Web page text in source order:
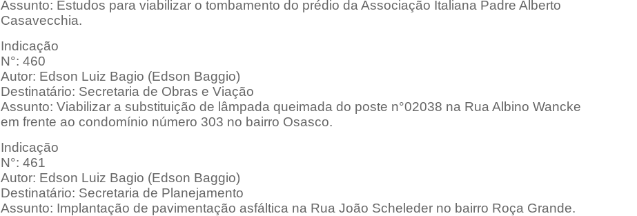
Assunto: Estudos para viabilizar o tombamento do prédio da Associação Italiana Padre Alberto
Casavecchia.
Indicação
N°: 460
Autor: Edson Luiz Bagio (Edson Baggio)
Destinatário: Secretaria de Obras e Viação
Assunto: Viabilizar a substituição de lâmpada queimada do poste n°02038 na Rua Albino Wancke
em frente ao condomínio número 303 no bairro Osasco.
Indicação
N°: 461
Autor: Edson Luiz Bagio (Edson Baggio)
Destinatário: Secretaria de Planejamento
Assunto: Implantação de pavimentação asfáltica na Rua João Scheleder no bairro Roça Grande.